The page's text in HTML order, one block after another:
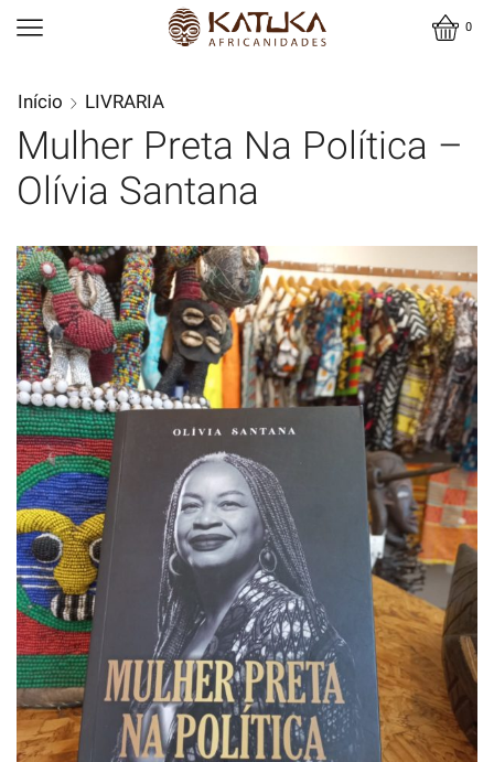
0
Início LIVRARIA
Mulher Preta Na Política –
Olívia Santana